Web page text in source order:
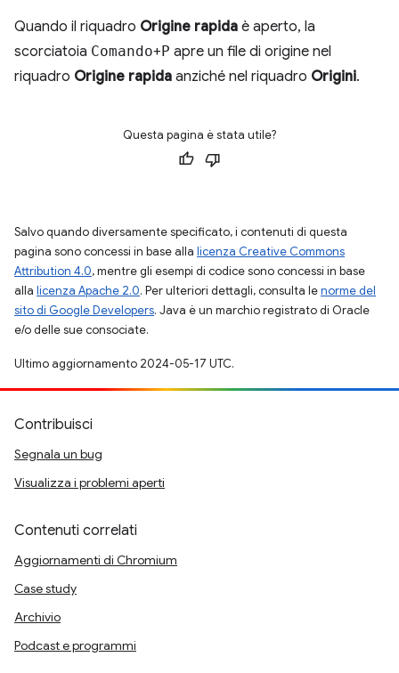
Quando il riquadro Origine rapida è aperto, la
scorciatoia Comando+ P apre un file di origine nel
riquadro Origine rapida anziché nel riquadro Origini.
Questa pagina è stata utile?
Salvo quando diversamente specificato, i contenuti di questa
pagina sono concessi in base alla licenza Creative Commons
Attribution 4.0, mentre gli esempi di codice sono concessi in base
alla licenza Apache 2.0. Per ulteriori dettagli, consulta lenorme del
sito di Google Developers. Java è un marchio registrato di Oracle
e/o delle sue consociate.
Ultimo aggiornamento 2024-05-17 UTC.
Contribuisci
Segnala un bug
Visualizza i problemi aperti
Contenuti correlati
Aggiornamenti di Chromium
Case study
Archivio
Podcast e programmi